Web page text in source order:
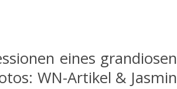
eines grandiosen
WN-Artikel & Jasmin